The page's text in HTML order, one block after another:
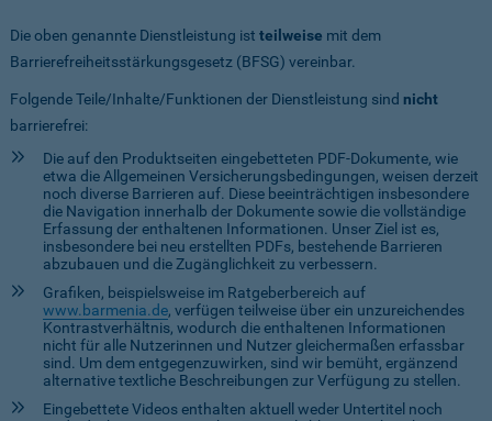
Die oben genannte Dienstleistung ist teilweise mit dem
Barrierefreiheitsstärkungsgesetz (BFSG) vereinbar.
Folgende Teile/Inhalte/Funktionen der Dienstleistung sind nicht
barrierefrei:
Die auf den Produktseiten eingebetteten PDF-Dokumente, wie
etwa die Allgemeinen Versicherungsbedingungen, weisen derzeit
noch diverse Barrieren auf. Diese beeinträchtigen insbesondere
die Navigation innerhalb der Dokumente sowie die vollständige
Erfassung der enthaltenen Informationen. Unser Ziel ist es,
insbesondere bei neu erstellten PDFs, bestehende Barrieren
abzubauen und die Zugänglichkeit zu verbessern.
Grafiken, beispielsweise im Ratgeberbereich auf
www.barmenia.de, verfügen teilweise über ein unzureichendes
Kontrastverhältnis, wodurch die enthaltenen Informationen
nicht für alle Nutzerinnen und Nutzer gleichermaßen erfassbar
sind. Um dem entgegenzuwirken, sind wir bemüht, ergänzend
alternative textliche Beschreibungen zur Verfügung zu stellen.
Eingebettete Videos enthalten aktuell weder Untertitel noch